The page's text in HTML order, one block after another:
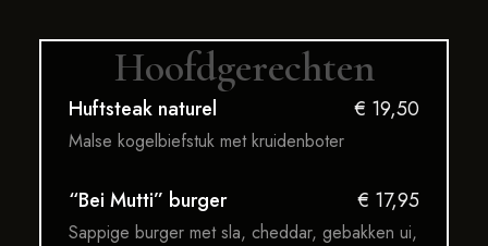
Hoofdgerechten
Huftsteak naturel € 19,50
Malse kogelbiefstuk met kruidenboter
“Bei Mutti” burger € 17,95
Sappige burger met sla, cheddar, gebakken ui,